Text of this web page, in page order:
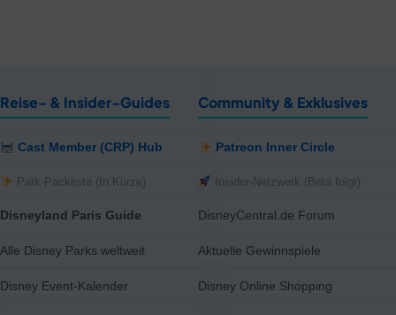
Reise- & Insider-Guides
Cast Member (CRP) Hub
Park-Packliste (In Kürze)
Disneyland Paris Guide
Alle Disney Parks weltweit
Disney Event-Kalender
Community & Exklusives
Patreon Inner Circle
Insider-Netzwerk (Beta folgt)
DisneyCentral.de Forum
Aktuelle Gewinnspiele
Disney Online Shopping